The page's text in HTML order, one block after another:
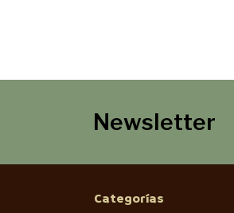
Newsletter
Categorías